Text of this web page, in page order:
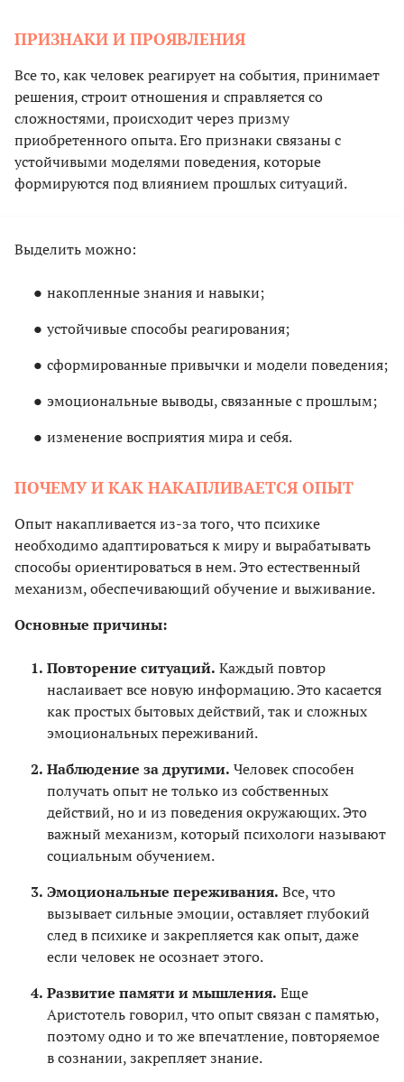
ПРИЗНАКИ И ПРОЯВЛЕНИЯ
Все то, как человек реагирует на события, принимает
решения, строит отношения и справляется со
сложностями, происходит через призму
приобретенного опыта. Его признаки связаны с
устойчивыми моделями поведения, которые
формируются под влиянием прошлых ситуаций.
Выделить можно:
накопленные знания и навыки;
устойчивые способы реагирования;
сформированные привычки и модели поведения;
эмоциональные выводы, связанные с прошлым;
изменение восприятия мира и себя.
ПОЧЕМУ И КАК НАКАПЛИВАЕТСЯ ОПЫТ
Опыт накапливается из-за того, что психике
необходимо адаптироваться к миру и вырабатывать
способы ориентироваться в нем. Это естественный
механизм, обеспечивающий обучение и выживание.
Основные причины:
Повторение ситуаций. Каждый повтор
наслаивает все новую информацию. Это касается
как простых бытовых действий, так и сложных
эмоциональных переживаний.
Наблюдение за другими. Человек способен
получать опыт не только из собственных
действий, но и из поведения окружающих. Это
важный механизм, который психологи называют
социальным обучением.
Эмоциональные переживания. Все, что
вызывает сильные эмоции, оставляет глубокий
след в психике и закрепляется как опыт, даже
если человек не осознает этого.
Развитие памяти и мышления. Еще
Аристотель говорил, что опыт связан с памятью,
поэтому одно и то же впечатление, повторяемое
в сознании, закрепляет знание.